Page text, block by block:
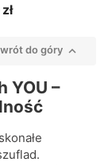
do góry 
YOU –